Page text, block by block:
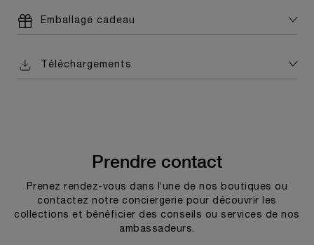
Emballage cadeau
Téléchargements
Prendre contact
Prenez rendez-vous dans l’une de nos boutiques ou
contactez notre conciergerie pour découvrir les
collections et bénéficier des conseils ou services de nos
ambassadeurs.